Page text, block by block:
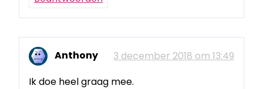
Anthony
3 december 2018 om 13:49
Ik doe heel graag mee.